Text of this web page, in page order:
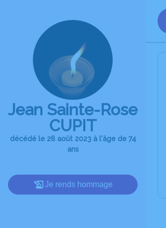
Jean Sainte-Rose
CUPIT
décédé le 28 août 2023 à l'âge de 74
ans
Je rends hommage